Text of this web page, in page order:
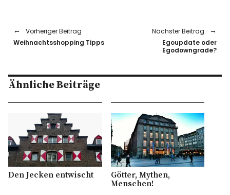
Vorheriger Beitrag
Weihnachtsshopping Tipps
Nächster Beitrag
Egoupdate oder
Egodowngrade?
Ähnliche Beiträge
Den Jecken entwischt
Götter, Mythen,
Menschen!